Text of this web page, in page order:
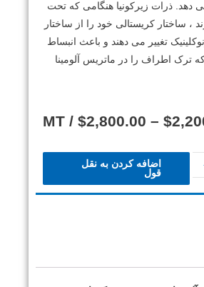
ذرات زیرکونیا هنگامی که تحت
، ساختار کریستالی خود را از ساختار
تغییر می دهند و باعث انبساط
اطراف را در ماتریس آلومینا
$
–
$2,800.00
/ MT
اضافه کردن به نقل
قول